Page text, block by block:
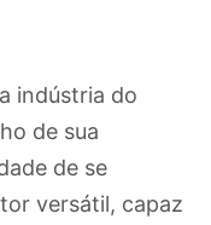
indústria do
de sua
de se
versátil, capaz